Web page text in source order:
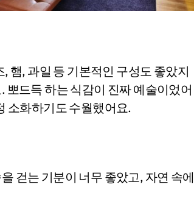
햄, 과일 등 기본적인 구성도 좋았지
뽀드득 하는 식감이 진짜 예술이었어
소화하기도 수월했어요.
걷는 기분이 너무 좋았고, 자연 속에